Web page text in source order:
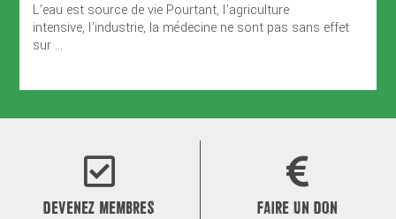
L’eau est source de vie Pourtant, l’agriculture
intensive, l’industrie, la médecine ne sont pas sans effet
sur ...
DEVENEZ MEMBRES FAIRE UN DON